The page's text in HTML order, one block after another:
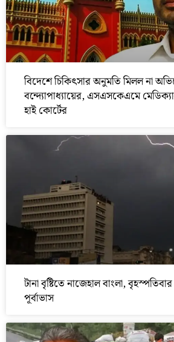
বিদেশে চিকিৎসার অনুমতি মিলল না
বন্দ্যোপাধ্যায়ের, এসএসকেএমে
হাই কোর্টের
টানা বৃষ্টিতে নাজেহাল বাংলা,
পূর্বাভাস